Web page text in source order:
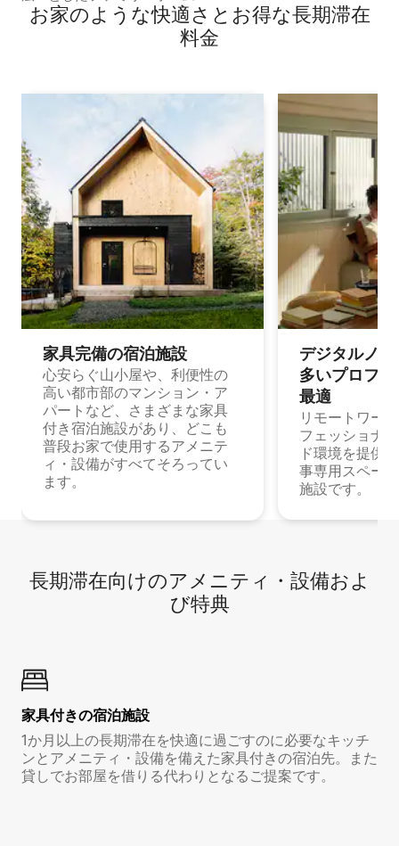
お家のような快⁠適⁠さ⁠とお⁠得⁠な長⁠期⁠滞⁠在
料⁠金
家具完備の宿⁠泊⁠施⁠設
心安らぐ山小屋や、利便性の
高い都市部のマンション・ア
パートなど、さまざまな家具
付き宿泊施設があり、どこも
普段お家で使用するアメニテ
ィ・設備がすべてそろってい
ます。
デジタルノ
多⁠いプ⁠ロ⁠フ⁠
最⁠適
リモートワー
フェッショナ
ド環境を提供
事専用スペー
施設です。
長期滞在向け⁠のア⁠メ⁠ニ⁠テ⁠ィ⁠・設⁠備⁠およ
び特⁠典
家具付き⁠の宿⁠泊⁠施⁠設
1か月以上の長期滞在を快適に過ごすのに必要なキッチ
ンとアメニティ・設備を備えた家具付きの宿泊先。また
貸しでお部屋を借りる代わりとなるご提案です。